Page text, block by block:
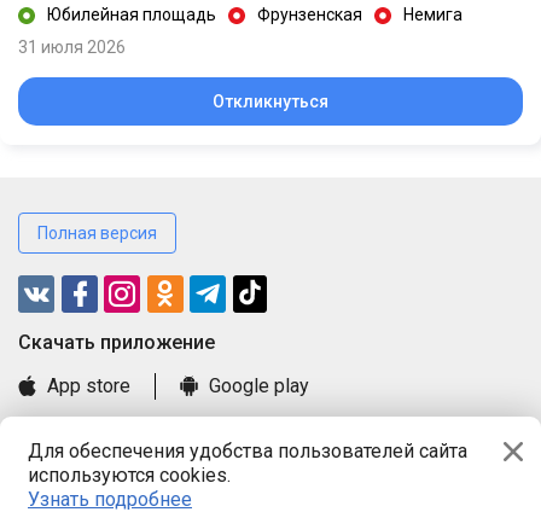
Для обеспечения удобства пользователей сайта
используются cookies.
Узнать подробнее
Юбилейная площадь
Фрунзенская
Немига
31 июля 2026
Откликнуться
Полная версия
Cкачать приложение
App store
Google play
Книга замечаний и предложений
Правила и документы